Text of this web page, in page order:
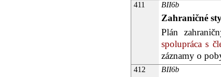
411 BII6b
Zahraničné
Plán
spolupráca s
záznamy o
412 BII6b